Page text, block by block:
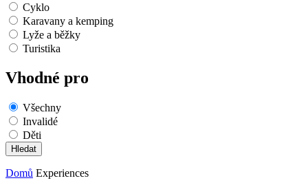
Cyklo
Karavany a kemping
Lyže a běžky
Turistika
Vhodné pro
Všechny
Invalidé
Děti
Domů Experiences